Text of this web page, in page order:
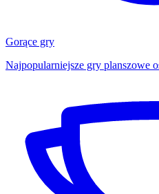
Gorące gry
Najpopularniejsze gry planszowe